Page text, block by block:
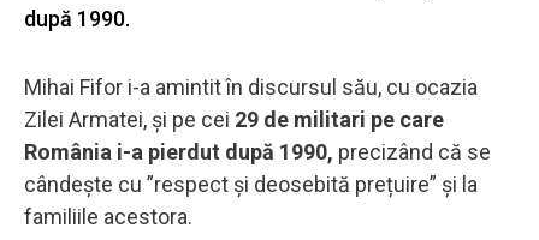
după 1990.
Mihai Fifor i-a amintit în discursul său, cu ocazia
Zilei Armatei, și pe cei 29 de militari pe care
România i-a pierdut după 1990, precizând că se
cândește cu ”respect și deosebită prețuire” și la
familiile acestora.